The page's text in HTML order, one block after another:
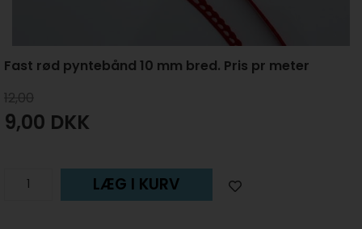
Fast rød pyntebånd 10 mm bred. Pris pr meter
12,00
9,00 DKK
LÆG I KURV